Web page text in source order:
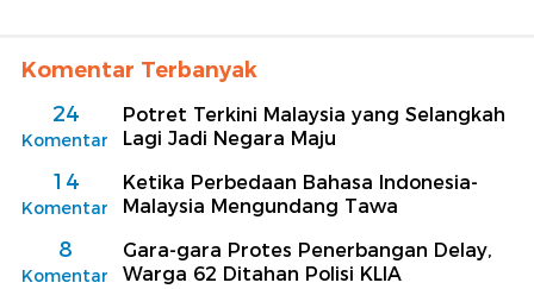
Komentar Terbanyak
24
Komentar
Potret Terkini Malaysia yang Selangkah
Lagi Jadi Negara Maju
14
Komentar
Ketika Perbedaan Bahasa Indonesia-
Malaysia Mengundang Tawa
8
Komentar
Gara-gara Protes Penerbangan Delay,
Warga 62 Ditahan Polisi KLIA